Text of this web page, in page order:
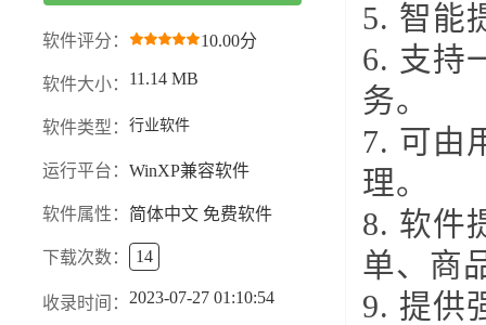
软件评分： 10.00分
软件大小： 11.14 MB
软件类型： 行业软件
运行平台： WinXP兼容软件
软件属性： 简体中文 免费软件
下载次数： 14
收录时间： 2023-07-27 01:10:54
5. 智能
6. 支持
务。
7. 可由
理。
8. 软件
单、商
9. 提供